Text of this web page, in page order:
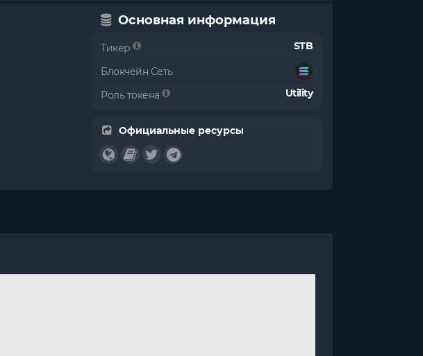
Основная информация
Тикер STB
Блокчейн Сеть
Роль токена
Utility
Официальные ресурсы